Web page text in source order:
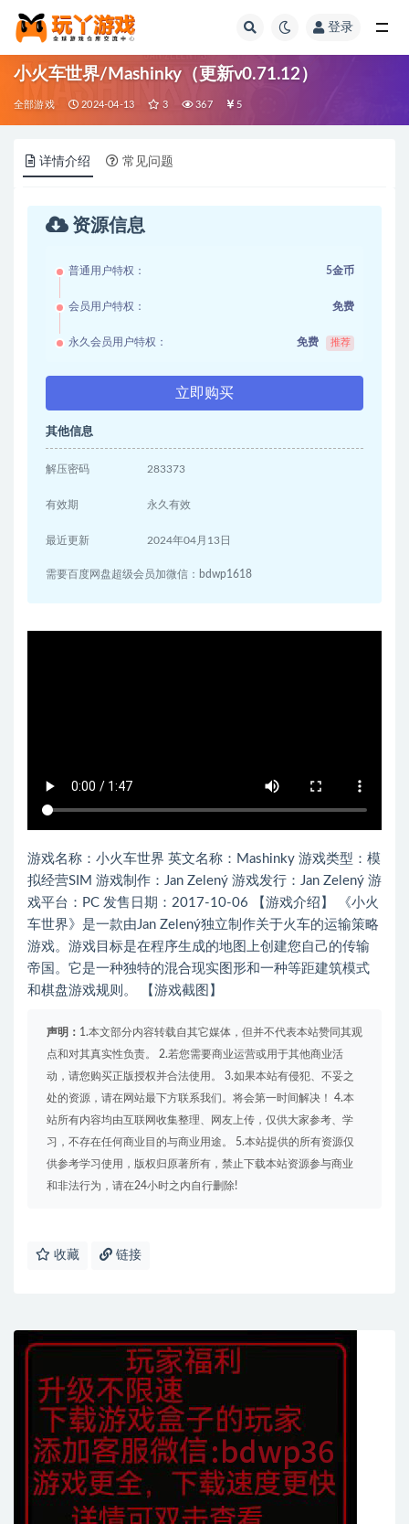
登录
小火车世界/Mashinky（更新v0.71.12）
全部游戏 2024-04-13 3 367 5
详情介绍 常见问题
资源信息
普通用户特权： 5金币
会员用户特权： 免费
永久会员用户特权： 免费 推荐
立即购买
其他信息
解压密码 283373
有效期 永久有效
最近更新 2024年04月13日
需要百度网盘超级会员加微信：bdwp1618
游戏名称：小火车世界 英文名称：Mashinky 游戏类型：模
拟经营SIM 游戏制作：Jan Zelený 游戏发行：Jan Zelený 游
戏平台：PC 发售日期：2017-10-06 【游戏介绍】 《小火
车世界》是一款由Jan Zelený独立制作关于火车的运输策略
游戏。游戏目标是在程序生成的地图上创建您自己的传输
帝国。它是一种独特的混合现实图形和一种等距建筑模式
和棋盘游戏规则。 【游戏截图】
声明： 1.本文部分内容转载自其它媒体，但并不代表本站赞同其观
点和对其真实性负责。 2.若您需要商业运营或用于其他商业活
动，请您购买正版授权并合法使用。 3.如果本站有侵犯、不妥之
处的资源，请在网站最下方联系我们。将会第一时间解决！ 4.本
站所有内容均由互联网收集整理、网友上传，仅供大家参考、学
习，不存在任何商业目的与商业用途。 5.本站提供的所有资源仅
供参考学习使用，版权归原著所有，禁止下载本站资源参与商业
和非法行为，请在24小时之内自行删除!
收藏 链接